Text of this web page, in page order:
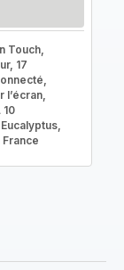
Touch,
17
l’écran,
10